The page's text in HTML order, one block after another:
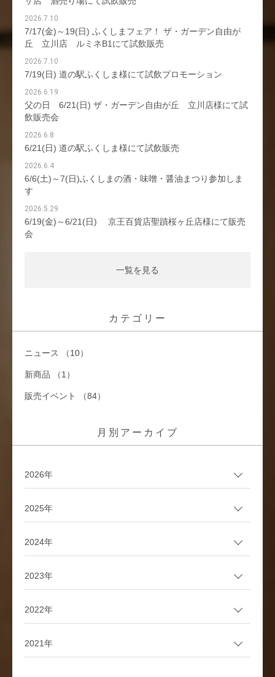
2026.7.10
7/17(金)～19(日) ふくしまフェア！ ザ・ガーデン自由が
丘 立川店 ルミネB1にて試飲販売
2026.7.10
7/19(日) 道の駅ふくしま様にて試飲プロモーション
2026.6.19
父の日 6/21(日) ザ・ガーデン自由が丘 立川店様にて試
飲販売会
2026.6.8
6/21(日) 道の駅ふくしま様にて試飲販売
2026.6.4
6/6(土)～7(日)ふくしまの酒・味噌・醤油まつり参加しま
す
2026.5.29
6/19(金)～6/21(日) 京王百貨店聖蹟桜ヶ丘店様にて販売
会
一覧を見る
カテゴリー
ニュース （10）
新商品 （1）
販売イベント （84）
月別アーカイブ
2026年
2025年
2024年
2023年
2022年
2021年